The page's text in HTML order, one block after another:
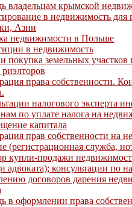
владельцам крымской
в недвижимость для
Азии
недвижимости в Польше
в недвижимость
покупка земельных участков
риэлторов
права собственности.
налогового эксперта
по уплате налога на
капитала
прав собственности на
(регистрационная служба,
купли-продажи
адвоката); консультации по
договоров дарения
в оформлении права